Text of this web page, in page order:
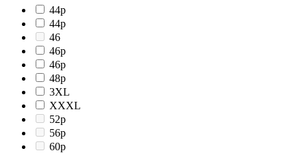
44p
44р
46
46p
46р
48p
3XL
XXXL
52p
56p
60p